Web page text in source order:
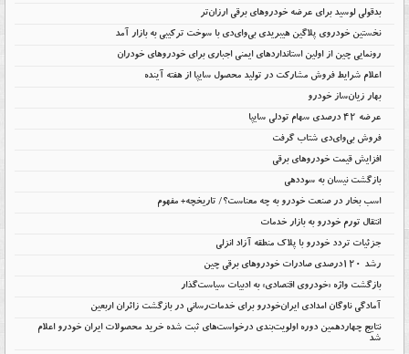
بدقولی لوسید برای عرضه خودروهای برقی ارزان‌تر
نخستین خودروی پلاگین هیبریدی بی‌وای‌دی با سوخت ترکیبی به بازار آمد
رونمایی چین از اولین استانداردهای ایمنی اجباری برای خودروهای خودران
اعلام شرایط فروش مشارکت در تولید محصول سایپا از هفته آینده
بهار زیان‌ساز خودرو
عرضه ۴۲ درصدی سهام تودلی سایپا
فروش بی‌وای‌دی شتاب گرفت
افزایش قیمت خودروهای برقی
بازگشت نیسان به سوددهی
اسب بخار در صنعت خودرو به چه معناست؟/ تاریخچه+ مفهوم
انتقال تورم خودرو به بازار خدمات
جزئیات تردد خودرو با پلاک منطقه آزاد انزلی
رشد ۱۲۰درصدی صادرات خودروهای برقی چین
بازگشت واژه «خودروی اقتصادی» به ادبیات سیاست‌گذار
آمادگی ناوگان امدادی ایران‌خودرو برای خدمات‌رسانی در بازگشت زائران اربعین
نتایج چهاردهمین دوره اولویت‌بندی درخواست‌های ثبت شده خرید محصولات ایران خودرو اعلام
شد